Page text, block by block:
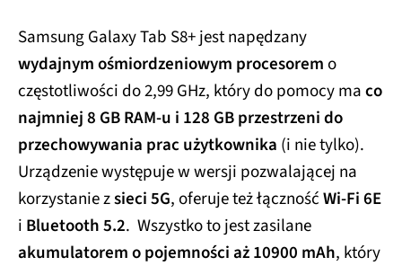
Samsung Galaxy Tab S8+ jest napędzany
wydajnym ośmiordzeniowym procesoremo
częstotliwości do 2,99 GHz, który do pomocy maco
najmniej 8 GB RAM-u i 128 GB przestrzeni do
przechowywania prac użytkownika (i nie tylko).
Urządzenie występuje w wersji pozwalającej na
korzystanie zsieci 5G, oferuje też łącznośćWi-Fi 6E
i Bluetooth 5.2. Wszystko to jest zasilane
akumulatorem o pojemności aż 10900 mAh, który